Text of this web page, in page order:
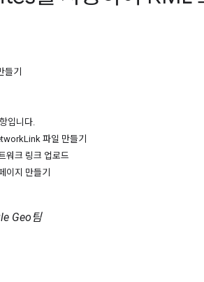
들기
입니다.
파일 만들기
워크 링크 업로드
이지 만들기
Geo팀